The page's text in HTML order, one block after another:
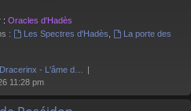
: Oracles d'Hadès
:
Les Spectres d'Hadès
La porte des
- L'âme d…
11:28 pm